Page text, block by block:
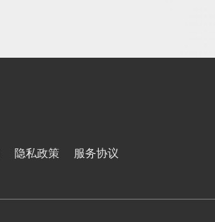
隐私政策
服务协议